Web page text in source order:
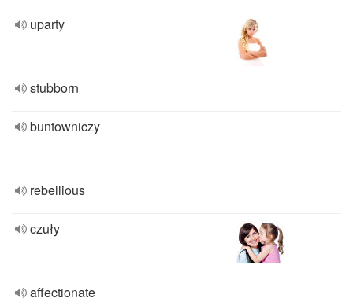
uparty
stubborn
buntowniczy
rebellious
czuły
affectionate